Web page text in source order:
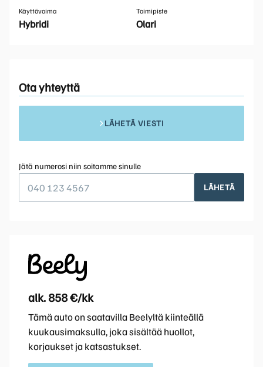
Käyttövoima
Hybridi
Toimipiste
Olari
Ota yhteyttä
LÄHETÄ VIESTI
Jätä numerosi niin soitamme sinulle
LÄHETÄ
alk. 858 €/kk
Tämä auto on saatavilla Beelyltä kiinteällä
kuukausimaksulla, joka sisältää huollot,
korjaukset ja katsastukset.